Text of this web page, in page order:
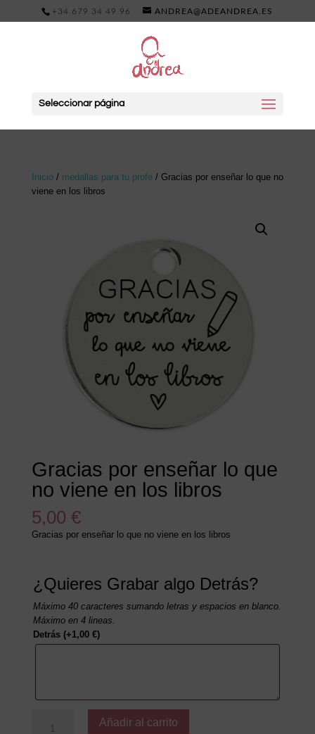
+34 679 34 49 96 ANDREA@ADEANDREA.ES
Seleccionar página
Inicio/ medallas para tu profe/ Gracias por enseñar lo que no
viene en los libros
Gracias por enseñar lo que
no viene en los libros
5,00 €
Gracias por enseñar lo que no viene en los libros
¿Quieres Grabar algo Detrás?
Máximo 40 caracteres sumando letras y espacios en blanco.
Máximo en 4 lineas.
Detrás (+1,00 €)
Añadir al carrito